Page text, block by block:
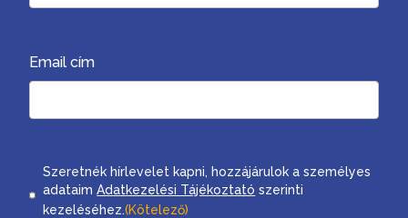
Email cím
Consent
Szeretnék hírlevelet kapni, hozzájárulok a személyes
adataimAdatkezelési Tájékoztató szerinti
kezeléséhez.(Kötelező)